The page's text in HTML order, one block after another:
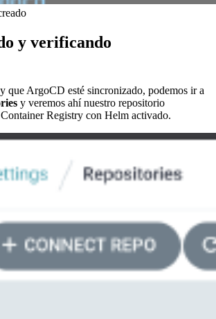
y verificando
que ArgoCD esté sincronizado, podemos ir a
y veremos ahí nuestro repositorio
Registry con Helm activado.